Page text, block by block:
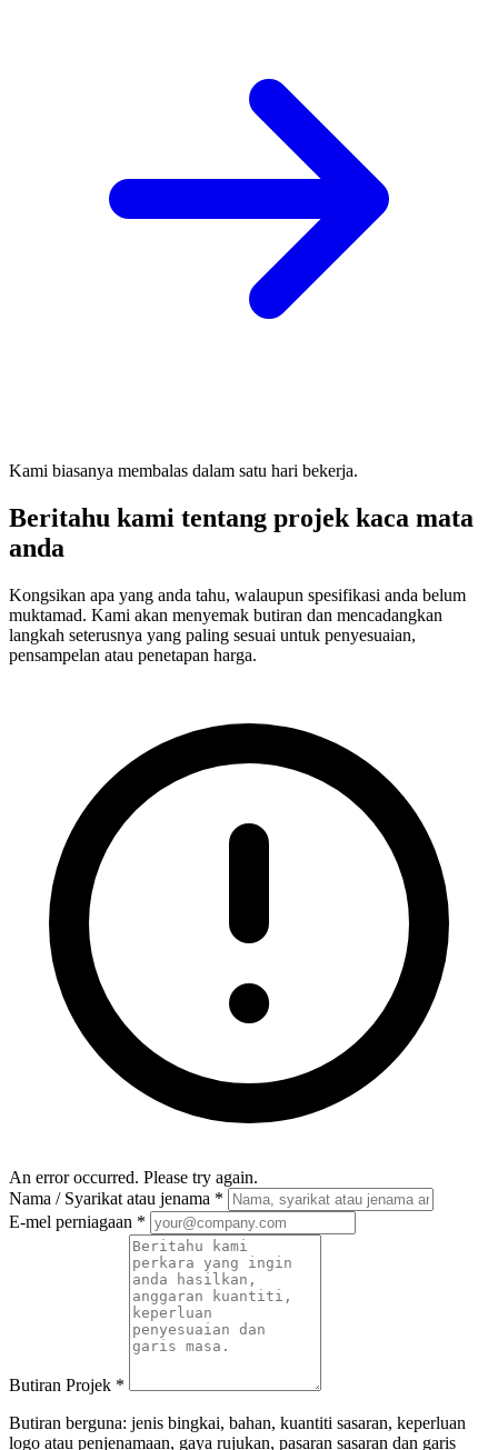
Kami biasanya membalas dalam satu hari bekerja.
Beritahu kami tentang projek kaca mata
anda
Kongsikan apa yang anda tahu, walaupun spesifikasi anda belum
muktamad. Kami akan menyemak butiran dan mencadangkan
langkah seterusnya yang paling sesuai untuk penyesuaian,
pensampelan atau penetapan harga.
An error occurred. Please try again.
Nama / Syarikat atau jenama *
E-mel perniagaan *
Butiran Projek *
Butiran berguna: jenis bingkai, bahan, kuantiti sasaran, keperluan
logo atau penjenamaan, gaya rujukan, pasaran sasaran dan garis